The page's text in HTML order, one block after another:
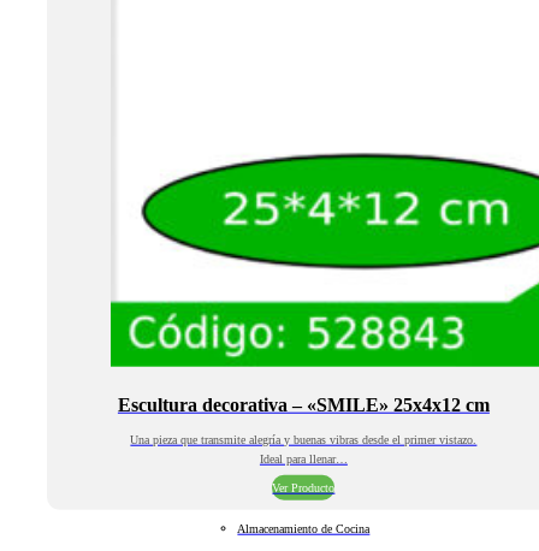
Escultura decorativa – «SMILE» 25x4x12 cm
Una pieza que transmite alegría y buenas vibras desde el primer vistazo.
Ideal para llenar…
Ver Producto
Almacenamiento de Cocina